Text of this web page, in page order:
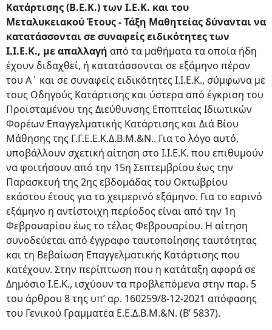
Κατάρτισης (Β.Ε.Κ.) των Ι.Ε.Κ. και του
Μεταλυκειακού Έτους - Τάξη Μαθητείας δύνανται να
κατατάσσονται σε συναφείς ειδικότητες των
Ι.Ι.Ε.Κ., με απαλλαγή από τα μαθήματα τα οποία ήδη
έχουν διδαχθεί, ή κατατάσσονται σε εξάμηνο πέραν
του Α΄ και σε συναφείς ειδικότητες Ι.Ι.Ε.Κ., σύμφωνα με
τους Οδηγούς Κατάρτισης και ύστερα από έγκριση του
Προϊσταμένου της Διεύθυνσης Εποπτείας Ιδιωτικών
Φορέων Επαγγελματικής Κατάρτισης και Διά Βίου
Μάθησης της Γ.Γ.Ε.Ε.Κ.Δ.Β.Μ.&Ν.. Για το λόγο αυτό,
υποβάλλουν σχετική αίτηση στο Ι.Ι.Ε.Κ. που επιθυμούν
να φοιτήσουν από την 15η Σεπτεμβρίου έως την
Παρασκευή της 2ης εβδομάδας του Οκτωβρίου
εκάστου έτους για το χειμερινό εξάμηνο. Για το εαρινό
εξάμηνο η αντίστοιχη περίοδος είναι από την 1η
Φεβρουαρίου έως το τέλος Φεβρουαρίου. Η αίτηση
συνοδεύεται από έγγραφο ταυτοποίησης ταυτότητας
και τη Βεβαίωση Επαγγελματικής Κατάρτισης που
κατέχουν. Στην περίπτωση που η κατάταξη αφορά σε
Δημόσιο Ι.Ε.Κ., ισχύουν τα προβλεπόμενα στην παρ. 5
του άρθρου 8 της υπ’ αρ. 160259/8-12-2021 απόφασης
του Γενικού Γραμματέα Ε.Ε.Δ.Β.Μ.&Ν. (Β’ 5837).